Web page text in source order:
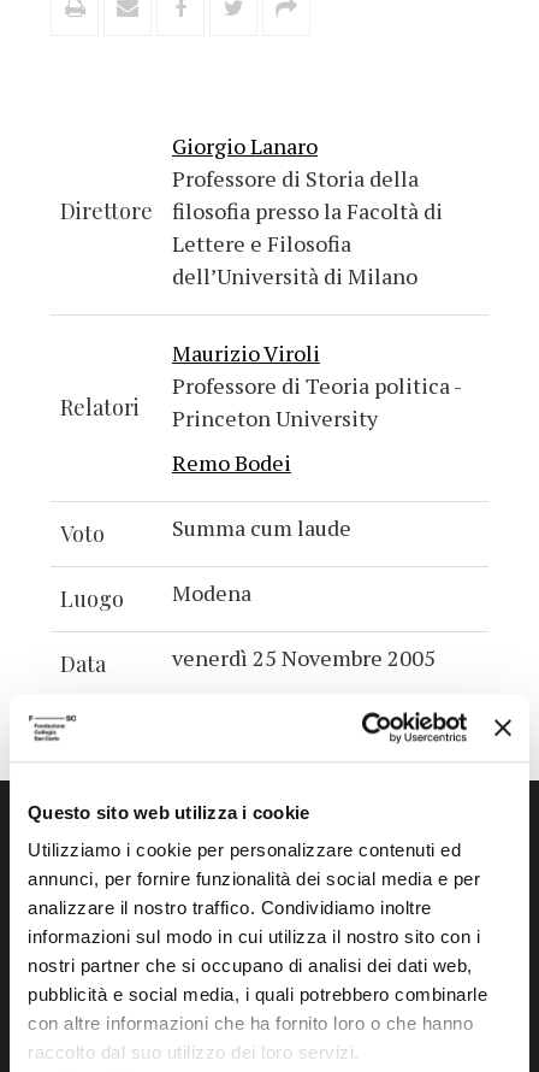
Questo sito web utilizza i cookie
Utilizziamo i cookie per personalizzare contenuti ed
annunci, per fornire funzionalità dei social media e per
analizzare il nostro traffico. Condividiamo inoltre
informazioni sul modo in cui utilizza il nostro sito con i
nostri partner che si occupano di analisi dei dati web,
pubblicità e social media, i quali potrebbero combinarle
con altre informazioni che ha fornito loro o che hanno
raccolto dal suo utilizzo dei loro servizi.
Direttore
Giorgio Lanaro
Professore di Storia della
filosofia presso la Facoltà di
Lettere e Filosofia
dell’Università di Milano
Relatori
Maurizio Viroli
Professore di Teoria politica -
Princeton University
Remo Bodei
Voto Summa cum laude
Luogo Modena
Data venerdì 25 Novembre 2005
Fondazione Collegio San Carlo
Via San Carlo 5
41121 Modena (MO)
P.I. 00641060363